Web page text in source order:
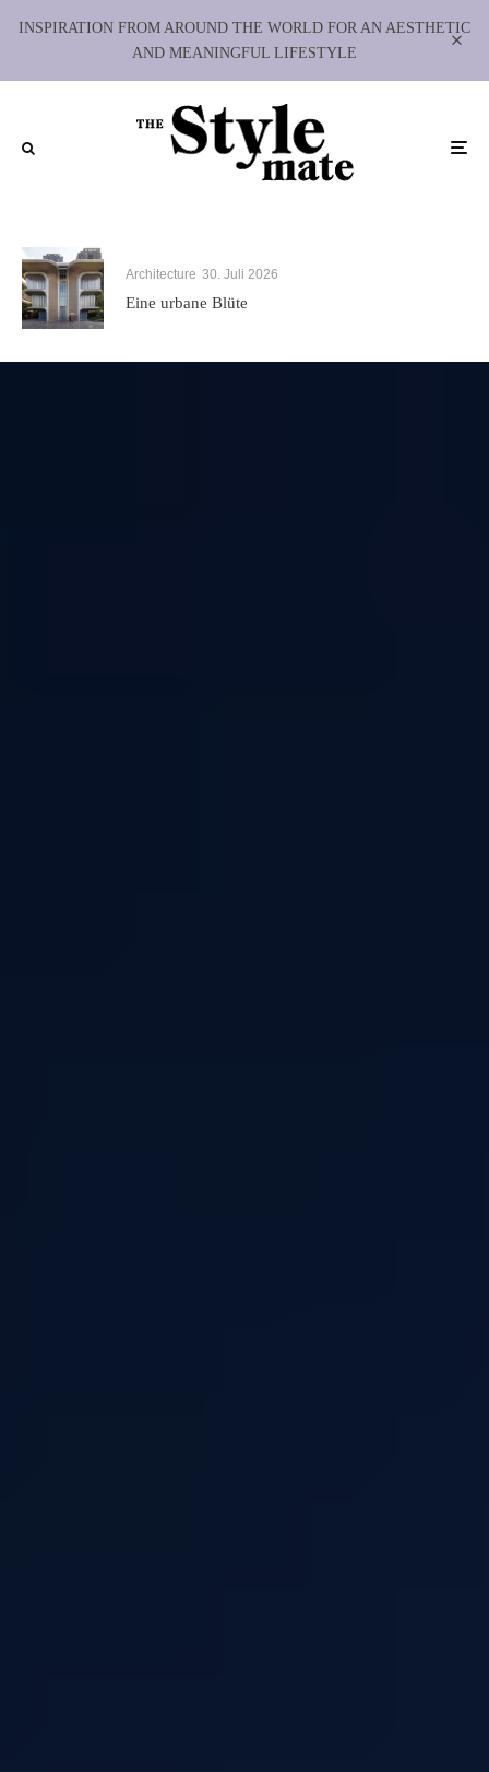
INSPIRATION FROM AROUND THE WORLD FOR AN AESTHETIC
AND MEANINGFUL LIFESTYLE
Architecture 30. Juli 2026
Eine urbane Blüte